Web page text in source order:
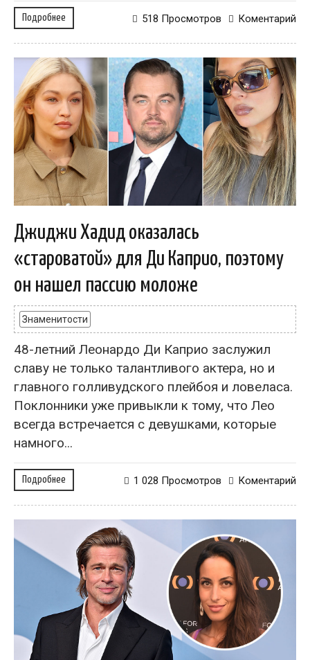
Подробнее Коментарий
518 Просмотров
Джиджи Хадид оказалась
«староватой» для Ди Каприо, поэтому
он нашел пассию моложе
Знаменитости
48-летний Леонардо Ди Каприо заслужил
славу не только талантливого актера, но и
главного голливудского плейбоя и ловеласа.
Поклонники уже привыкли к тому, что Лео
всегда встречается с девушками, которые
намного...
Подробнее Коментарий
1 028 Просмотров